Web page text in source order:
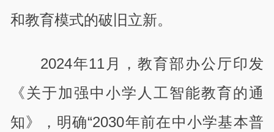
和教育模式的破旧立新。
2024年11月，教育部办公厅印发
《关于加强中小学人工智能教育的通
知》，明确“2030年前在中小学基本普